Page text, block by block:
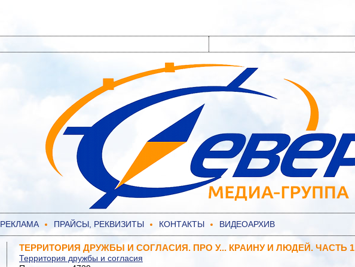
РЕКЛАМА ПРАЙСЫ, РЕКВИЗИТЫ КОНТАКТЫ ВИДЕОАРХИВ
ТЕРРИТОРИЯ ДРУЖБЫ И СОГЛАСИЯ. ПРО У... КРАИНУ И ЛЮДЕЙ. ЧАСТЬ 1
Территория дружбы и согласия